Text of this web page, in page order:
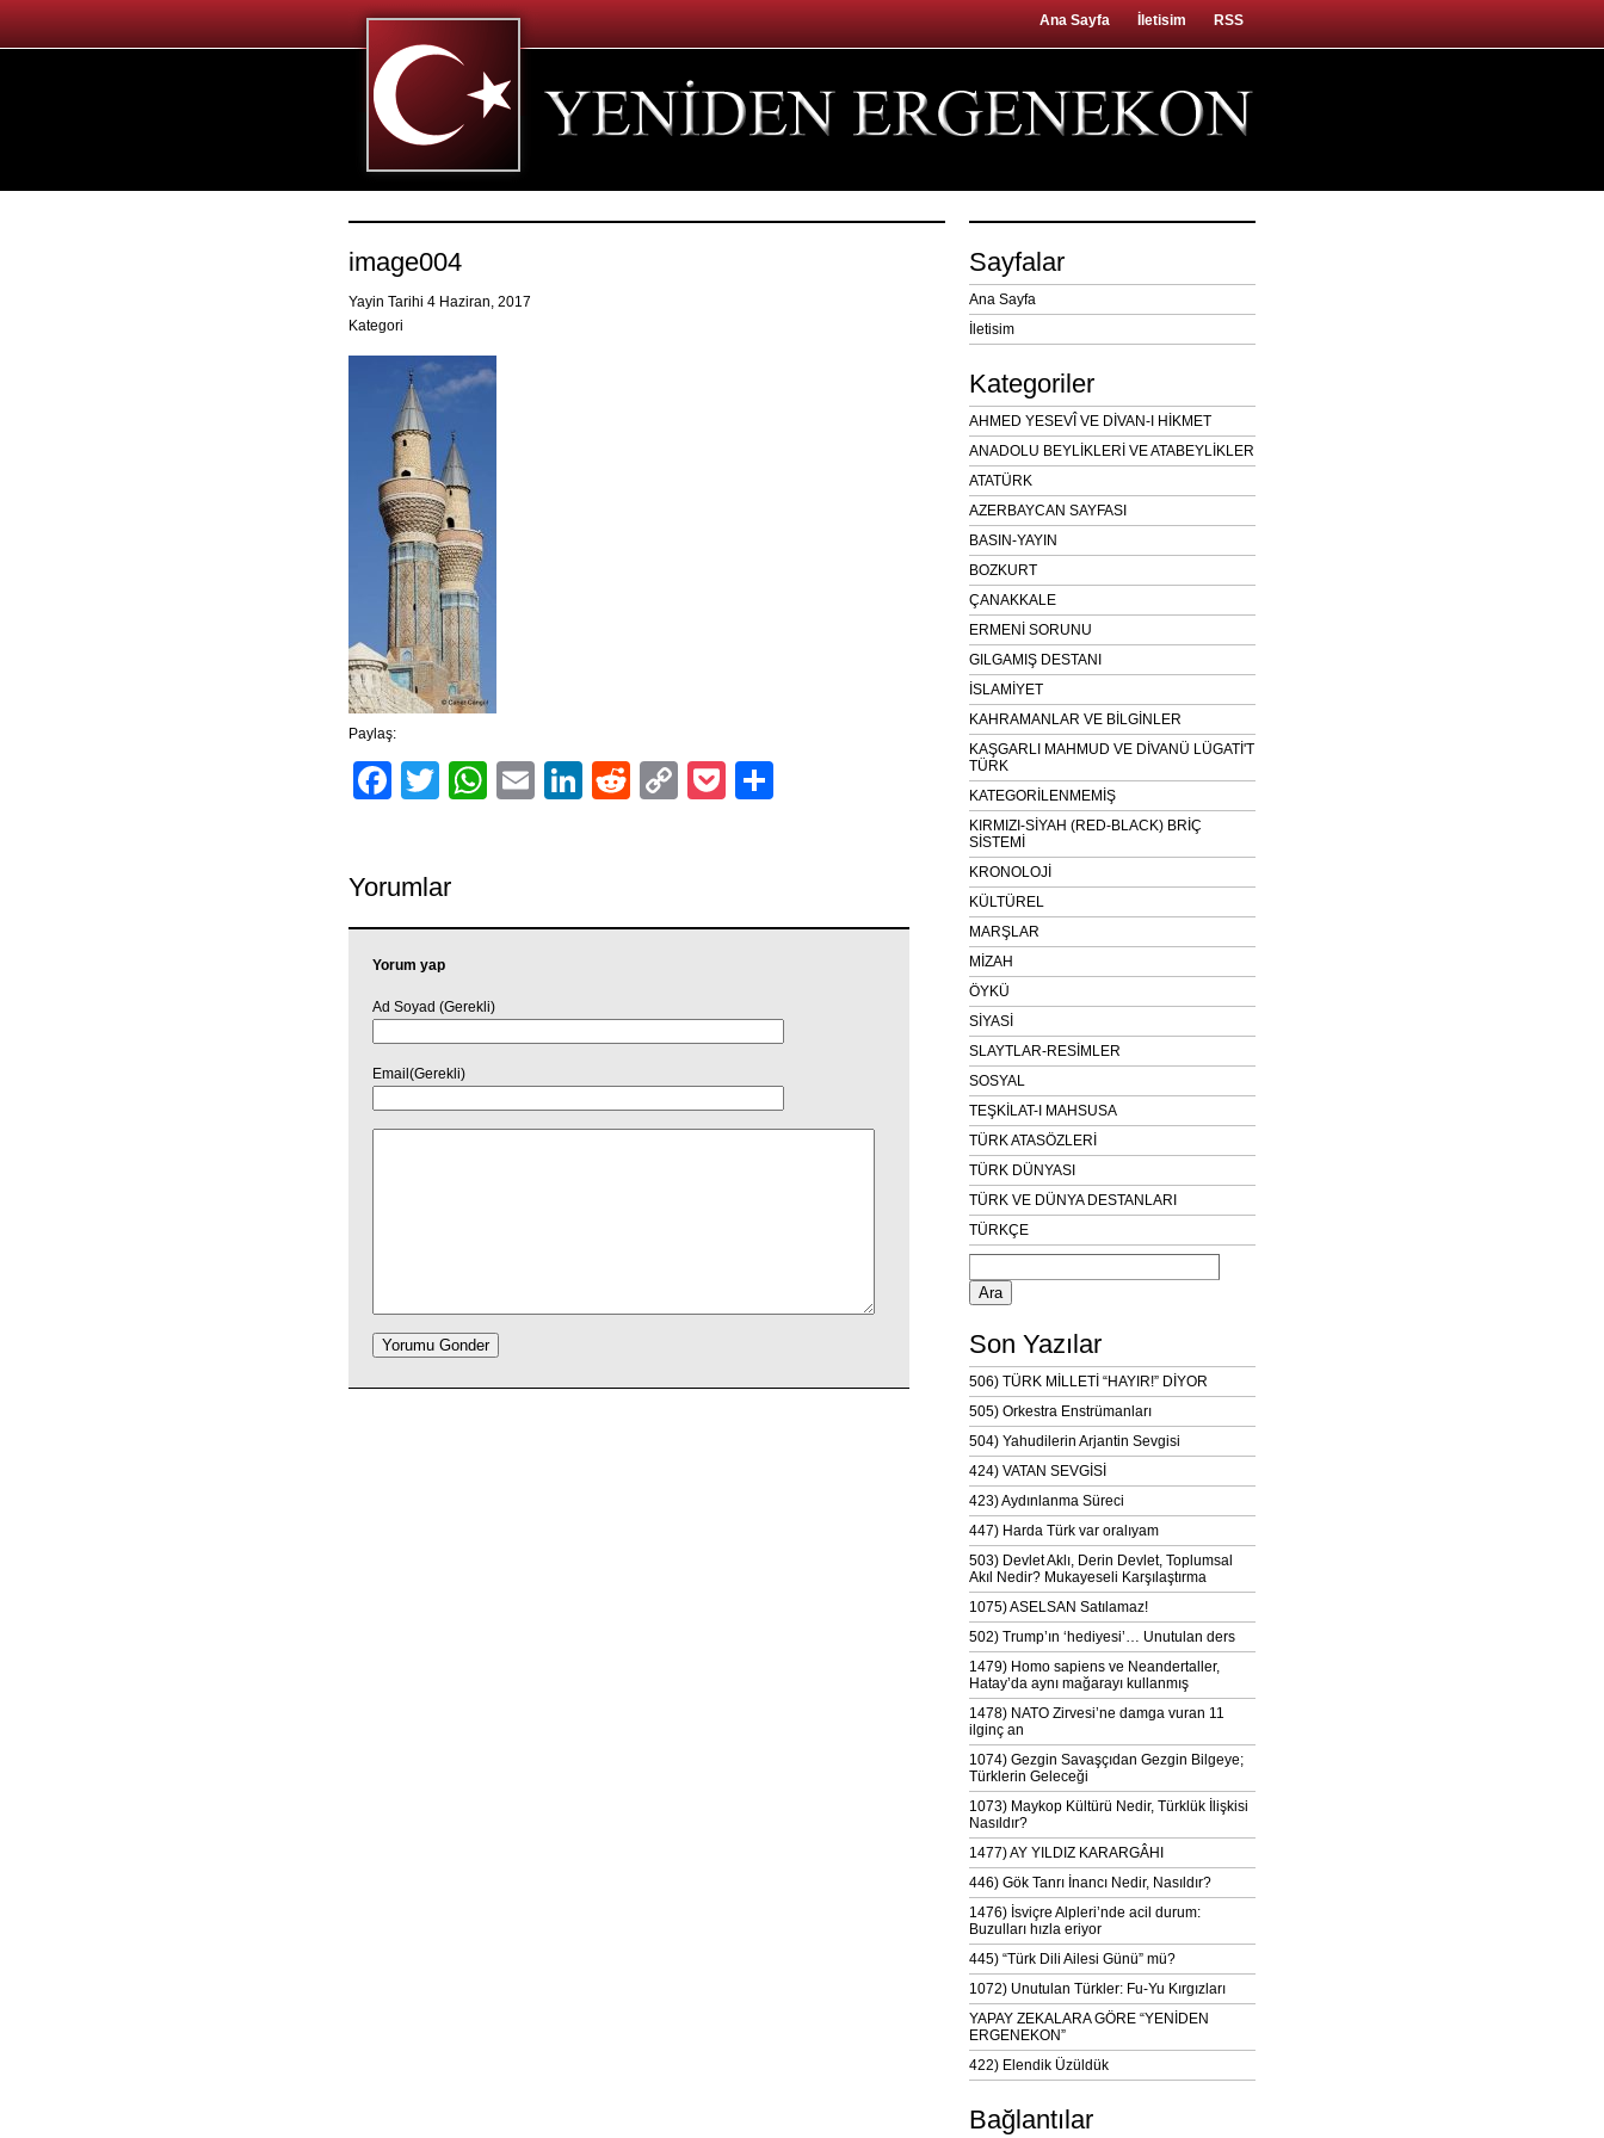
Ana Sayfa İletisim RSS
image004
Yayin Tarihi 4 Haziran, 2017
Kategori
Paylaş:
Facebook
TwitterWhatsApp
EmailLinkedIn
RedditCopyPocket
Yorumlar
Yorum yap
Ad Soyad (Gerekli)
Email(Gerekli)
Sayfalar
Ana Sayfa
İletisim
Kategoriler
AHMED YESEVÎ VE DİVAN-I HİKMET
ANADOLU BEYLİKLERİ VE ATABEYLİKLER
ATATÜRK
AZERBAYCAN SAYFASI
BASIN-YAYIN
BOZKURT
ÇANAKKALE
ERMENİ SORUNU
GILGAMIŞ DESTANI
İSLAMİYET
KAHRAMANLAR VE BİLGİNLER
KAŞGARLI MAHMUD VE DİVANÜ LÜGATİ'T
TÜRK
KATEGORİLENMEMİŞ
KIRMIZI-SİYAH (RED-BLACK) BRİÇ
SİSTEMİ
KRONOLOJİ
KÜLTÜREL
MARŞLAR
MİZAH
ÖYKÜ
SİYASİ
SLAYTLAR-RESİMLER
SOSYAL
TEŞKİLAT-I MAHSUSA
TÜRK ATASÖZLERİ
TÜRK DÜNYASI
TÜRK VE DÜNYA DESTANLARI
TÜRKÇE
Arama:
Son Yazılar
506) TÜRK MİLLETİ “HAYIR!” DİYOR
505) Orkestra Enstrümanları
504) Yahudilerin Arjantin Sevgisi
424) VATAN SEVGİSİ
423) Aydınlanma Süreci
447) Harda Türk var oralıyam
503) Devlet Aklı, Derin Devlet, Toplumsal
Akıl Nedir? Mukayeseli Karşılaştırma
1075) ASELSAN Satılamaz!
502) Trump’ın ‘hediyesi’… Unutulan ders
1479) Homo sapiens ve Neandertaller,
Hatay’da aynı mağarayı kullanmış
1478) NATO Zirvesi’ne damga vuran 11
ilginç an
1074) Gezgin Savaşçıdan Gezgin Bilgeye;
Türklerin Geleceği
1073) Maykop Kültürü Nedir, Türklük İlişkisi
Nasıldır?
1477) AY YILDIZ KARARGÂHI
446) Gök Tanrı İnancı Nedir, Nasıldır?
1476) İsviçre Alpleri’nde acil durum:
Buzulları hızla eriyor
445) “Türk Dili Ailesi Günü” mü?
1072) Unutulan Türkler: Fu-Yu Kırgızları
YAPAY ZEKALARA GÖRE “YENİDEN
ERGENEKON”
422) Elendik Üzüldük
Bağlantılar